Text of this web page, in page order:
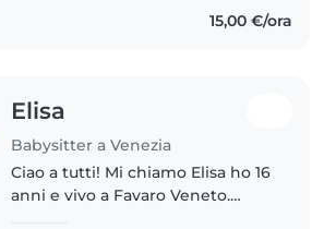
15,00 €/ora
Elisa
Babysitter a Venezia
Ciao a tutti! Mi chiamo Elisa ho 16
anni e vivo a Favaro Veneto.